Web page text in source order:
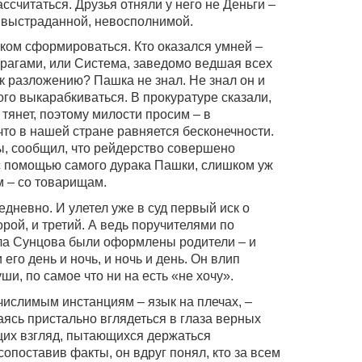
Друзья отняли у него не Деньги –
невосполнимой.
сформироваться. Кто оказался умней –
или Система, заведомо ведшая всех
разложению? Пашка не знал. Не знал он и
выкарабкиваться. В прокуратуре сказали,
поэтому милости просим – в
в нашей стране равняется бесконечности.
сообщил, что рейдерство совершено
помощью самого дурака Пашки, слишком уж
– со товарищам.
И улетел уже в суд первый иск о
и третий. А ведь поручителями по
Сунцова были оформлены родители – и
день и ночь, и ночь и день. Он влип
по самое что ни на есть «не хочу».
инстанциям – язык на плечах, –
пристально вглядеться в глаза верных
взгляд, пытающихся держаться
факты, он вдруг понял, кто за всем